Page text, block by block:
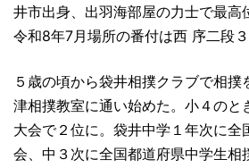
井市出身、出羽海部屋の力士で最高
令和8年7月場所の番付は西 序二段３
５歳の頃から袋井相撲クラブで相
津相撲教室に通い始めた。小４のと
大会で２位に。袋井中学１年次に全
会、中３次に全国都道府県中学生相